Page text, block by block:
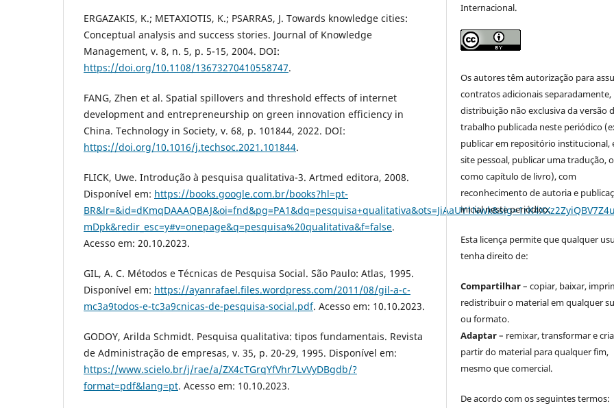
ERGAZAKIS, K.; METAXIOTIS, K.; PSARRAS, J. Towards knowledge cities:
Conceptual analysis and success stories. Journal of Knowledge
Management, v. 8, n. 5, p. 5-15, 2004. DOI:
https://doi.org/10.1108/13673270410558747.
FANG, Zhen et al. Spatial spillovers and threshold effects of internet
development and entrepreneurship on green innovation efficiency in
China. Technology in Society, v. 68, p. 101844, 2022. DOI:
https://doi.org/10.1016/j.techsoc.2021.101844.
FLICK, Uwe. Introdução à pesquisa qualitativa-3. Artmed editora, 2008.
Disponível em: https://books.google.com.br/books?hl=pt-
mDpk&redir_esc=y#v=onepage&q=pesquisa%20qualitativa&f=false.
Acesso em: 20.10.2023.
GIL, A. C. Métodos e Técnicas de Pesquisa Social. São Paulo: Atlas, 1995.
Disponível em: https://ayanrafael.files.wordpress.com/2011/08/gil-a-c-
mc3a9todos-e-tc3a9cnicas-de-pesquisa-social.pdf. Acesso em: 10.10.2023.
GODOY, Arilda Schmidt. Pesquisa qualitativa: tipos fundamentais. Revista
de Administração de empresas, v. 35, p. 20-29, 1995. Disponível em:
https://www.scielo.br/j/rae/a/ZX4cTGrqYfVhr7LvVyDBgdb/?
format=pdf&lang=pt. Acesso em: 10.10.2023.
Internacional.
Os autores têm autorização para
contratos adicionais separadamente,
distribuição não exclusiva da versão
trabalho publicada neste periódico
publicar em repositório institucional,
site pessoal, publicar uma tradução,
como capítulo de livro), com
reconhecimento de autoria e
inicial neste periódico.
Esta licença permite que qualquer
tenha direito de:
Compartilhar– copiar, baixar,
redistribuir o material em qualquer
ou formato.
Adaptar– remixar, transformar e
partir do material para qualquer fim,
mesmo que comercial.
De acordo com os seguintes termos: